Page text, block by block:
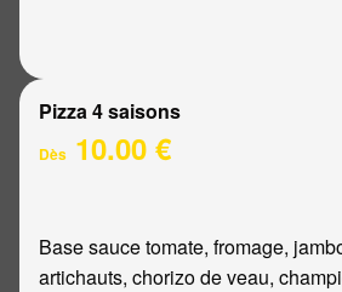
Pizza 4 saisons
Dès 10.00 €
Base sauce tomate, fromage,
artichauts, chorizo de veau,